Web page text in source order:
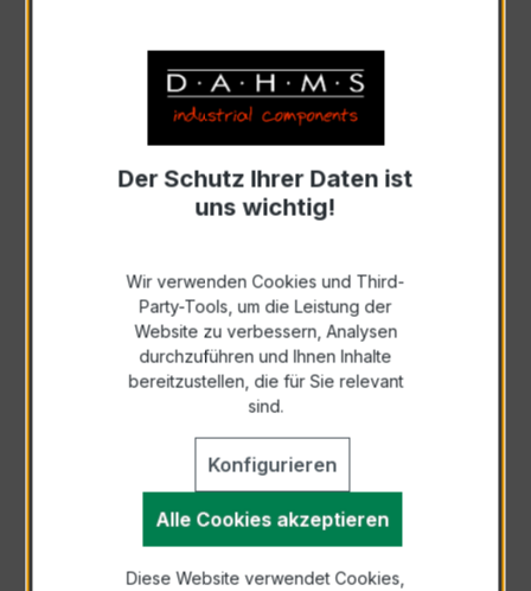
Auswahl zurücksetzen
Art. Nr.:57721
Zur Sammelanfrage hinzufügen
Anfrage telefonisch
Als PDF exportieren
Der Schutz Ihrer Daten ist
uns wichtig!
Wir verwenden Cookies und Third-
Party-Tools, um die Leistung der
Website zu verbessern, Analysen
durchzuführen und Ihnen Inhalte
bereitzustellen, die für Sie relevant
sind.
Konfigurieren
Alle Cookies akzeptieren
Diese Website verwendet Cookies,